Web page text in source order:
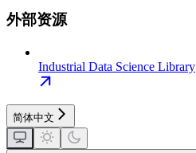
外部资源
Industrial Data Science Library
简体中文